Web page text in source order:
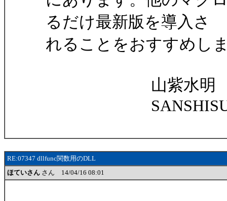
るだけ最新版を導入さ
れることをおすすめし
山紫水明
RE:07347 dllfunc関数用のDLL
ほていさん さん 14/04/16 08:01